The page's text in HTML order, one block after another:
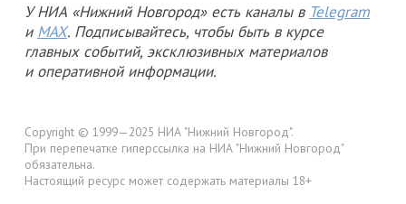
У НИА «Нижний Новгород» есть каналы в Telegram
и MAX. Подписывайтесь, чтобы быть в курсе
главных событий, эксклюзивных материалов
и оперативной информации.
Copyright © 1999—2025 НИА "Нижний Новгород".
При перепечатке гиперссылка на НИА "Нижний Новгород"
обязательна.
Настоящий ресурс может содержать материалы 18+